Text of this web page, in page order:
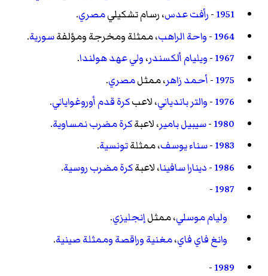
1951
-رأفت عدس، رسام تشكيليمصري.
1964
-واحة الراهب، ممثلة ومخرجة ومؤلفةسورية.
1967
-ويليام ألكسندر،ولي عهدهولندا.
1975
-أحمد زاهر، ممثلمصري.
1976
-والتر باندياني، لاعبكرة قدمأوروغواياني.
1980
-سيبيل بامير، لاعبةكرة مضربنمساوية.
1983
-سناء يوسف، ممثلةتونسية.
1986
-دينارا سافينا، لاعبةكرة مضربروسية.
1987
-
وليام موسلي، ممثلإنجليزي.
وانغ فاي فاي،مغنيةوراقصةوممثلةصينية.
1989
-